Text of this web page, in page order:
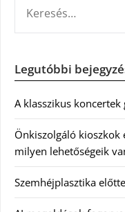
Legutóbbi
A klasszikus
Önkiszolgáló kioszkok
milyen lehetőségeik
Szemhéjplasztika